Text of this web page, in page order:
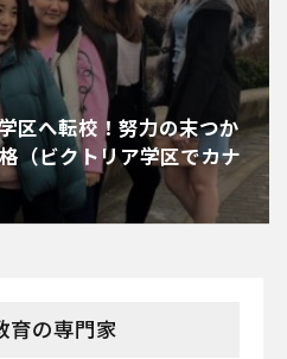
区へ転校！努力の末つか
（ビクトリア学区でカナ
育の専門家